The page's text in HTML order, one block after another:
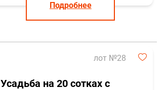
Подробнее
лот №28
Усадьба на 20 сотках с